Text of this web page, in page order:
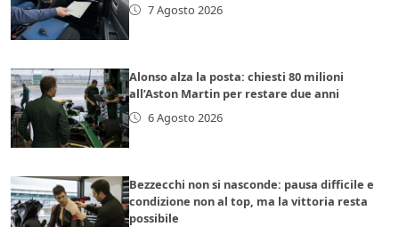
7 Agosto 2026
Alonso alza la posta: chiesti 80 milioni
all’Aston Martin per restare due anni
6 Agosto 2026
Bezzecchi non si nasconde: pausa difficile e
condizione non al top, ma la vittoria resta
possibile